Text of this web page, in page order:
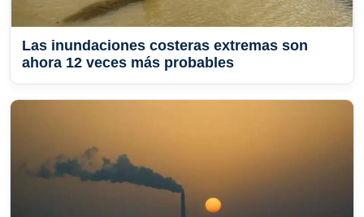
Las inundaciones costeras extremas son
ahora 12 veces más probables